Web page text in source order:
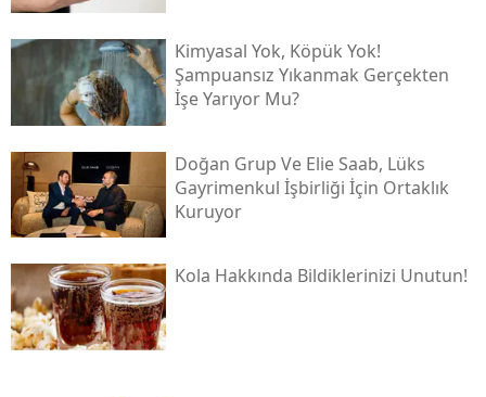
Kimyasal Yok, Köpük Yok!
Şampuansız Yıkanmak Gerçekten
İşe Yarıyor Mu?
Doğan Grup Ve Elie Saab, Lüks
Gayrimenkul İşbirliği İçin Ortaklık
Kuruyor
Kola Hakkında Bildiklerinizi Unutun!